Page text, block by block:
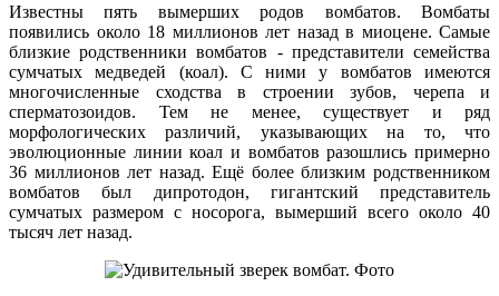
Известны пять вымерших родов вомбатов. Вомбаты
появились около 18 миллионов лет назад в миоцене. Самые
близкие родственники вомбатов - представители семейства
сумчатых медведей (коал). С ними у вомбатов имеются
многочисленные сходства в строении зубов, черепа и
сперматозоидов. Тем не менее, существует и ряд
морфологических различий, указывающих на то, что
эволюционные линии коал и вомбатов разошлись примерно
36 миллионов лет назад. Ещё более близким родственником
вомбатов был дипротодон, гигантский представитель
сумчатых размером с носорога, вымерший всего около 40
тысяч лет назад.